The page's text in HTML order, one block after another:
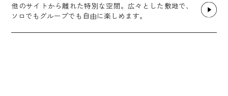
他のサイトから離れた特別な空間。広々とした敷地で、
ソロでもグループでも自由に楽しめます。